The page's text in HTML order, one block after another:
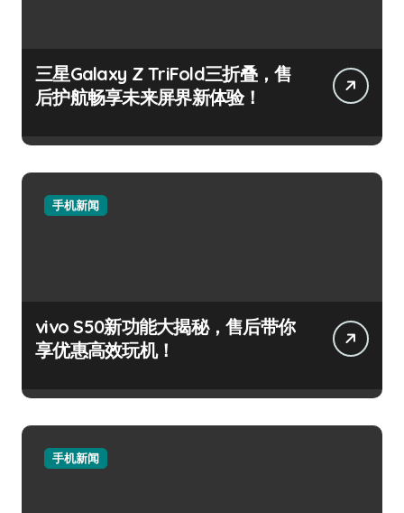
三星Galaxy Z TriFold三折叠，售
后护航畅享未来屏界新体验！
手机新闻
vivo S50新功能大揭秘，售后带你
享优惠高效玩机！
手机新闻